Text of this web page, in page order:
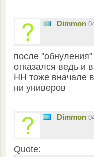
Dimmon
после
отказался ведь и
НН тоже вначале
ни универов
Dimmon
Quote: